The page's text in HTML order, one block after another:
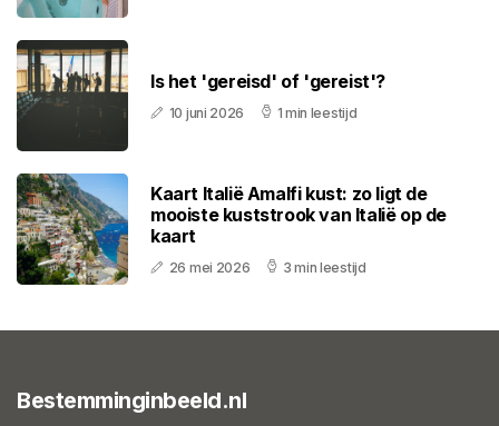
Is het 'gereisd' of 'gereist'?
10 juni 2026 1 min leestijd
Kaart Italië Amalfi kust: zo ligt de
mooiste kuststrook van Italië op de
kaart
26 mei 2026 3 min leestijd
Bestemminginbeeld.nl